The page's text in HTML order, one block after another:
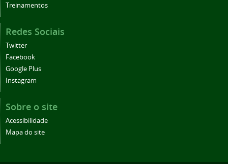
Treinamentos
Redes Sociais
Twitter
Facebook
Google Plus
Instagram
Sobre o site
Acessibilidade
Mapa do site